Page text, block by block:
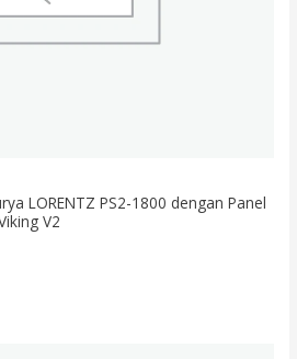
LORENTZ PS2-1800 dengan Panel
V2